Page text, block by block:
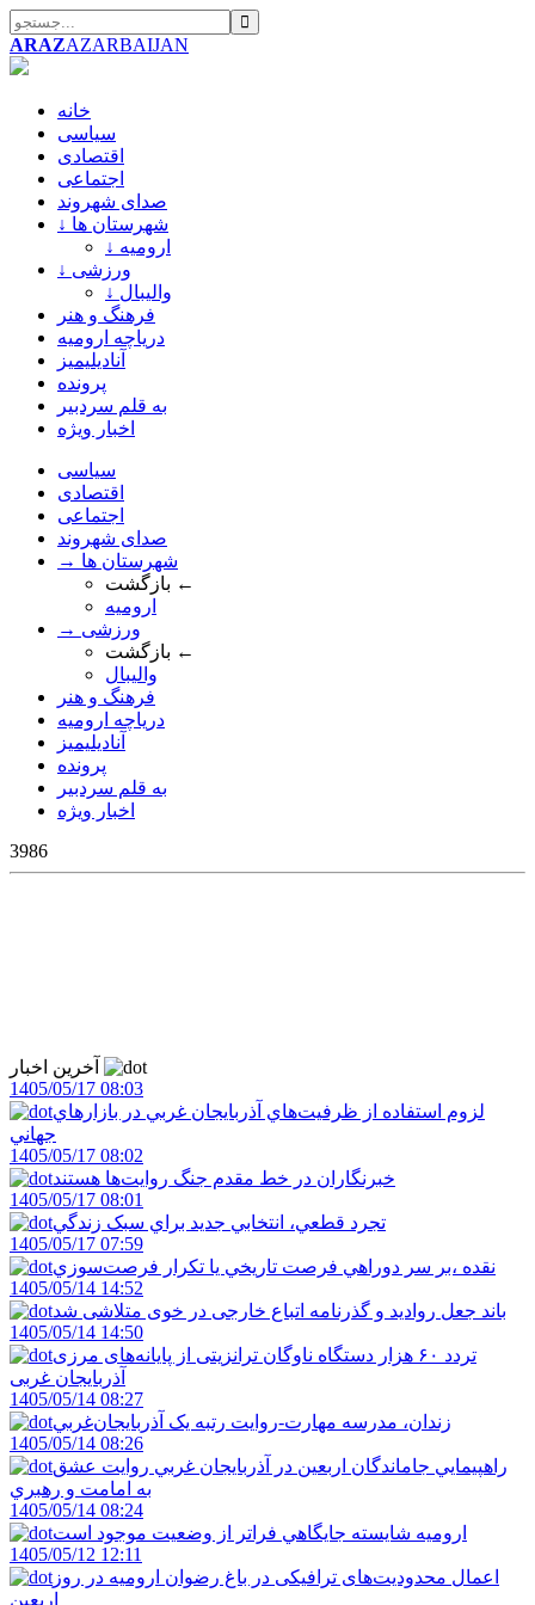
ARAZAZARBAIJAN
خانه
سیاسی
اقتصادی
اجتماعی
صدای شهروند
↓ شهرستان ها
↓ ارومیه
↓ ورزشی
↓ والیبال
فرهنگ و هنر
دریاچه ارومیه
آنادیلیمیز
پرونده
به قلم سردبیر
اخبار ویژه
سیاسی
اقتصادی
اجتماعی
صدای شهروند
→ شهرستان ها
بازگشت ←
ارومیه
→ ورزشی
بازگشت ←
والیبال
فرهنگ و هنر
دریاچه ارومیه
آنادیلیمیز
پرونده
به قلم سردبیر
اخبار ویژه
3986
1405/05/17 08:03
لزوم استفاده از ظرفيت‌هاي آذربايجان غربي در بازارهاي
جهاني
1405/05/17 08:02
خبرنگاران در خط مقدم جنگ روايت‌ها هستند
1405/05/17 08:01
تجرد قطعي، انتخابي جديد براي سبک زندگي
1405/05/17 07:59
نقده ،بر سر دوراهي فرصت تاريخي يا تکرار فرصت‌سوزي
1405/05/14 14:52
باند جعل روادید و گذرنامه اتباع خارجی در خوی متلاشی شد
1405/05/14 14:50
تردد ۶۰ هزار دستگاه ناوگان ترانزیتی از پایانه‌های مرزی
آذربایجان ‌غربی
1405/05/14 08:27
زندان، مدرسه مهارت-روايت رتبه يک آذربايجان‌غربي
1405/05/14 08:26
راهپيمايي جاماندگان اربعين در آذربايجان غربي روايت عشق
به امامت و رهبري
1405/05/14 08:24
اروميه شايسته جايگاهي فراتر از وضعيت موجود است
1405/05/12 12:11
اعمال محدودیت‌های ترافیکی در باغ رضوان ارومیه در روز
اربعین